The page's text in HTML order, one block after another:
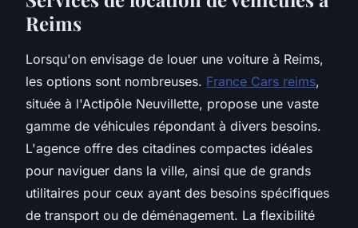
Reims
Lorsqu'on envisage de louer une voiture à Reims,
les options sont nombreuses. France Cars reims,
située à l'Actipôle Neuvillette, propose une vaste
gamme de véhicules répondant à divers besoins.
L'agence offre des citadines compactes idéales
pour naviguer dans la ville, ainsi que de grands
utilitaires pour ceux ayant des besoins spécifiques
de transport ou de déménagement. La flexibilité